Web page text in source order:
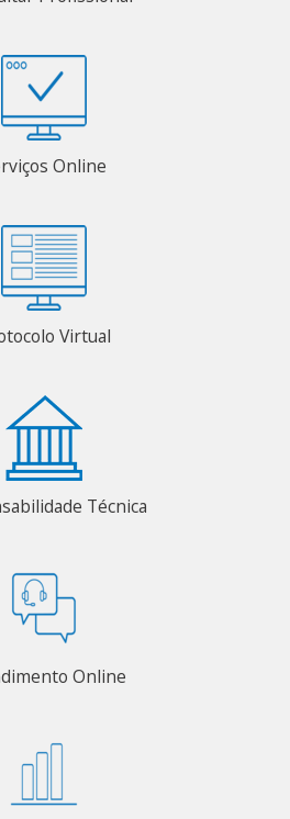
Online
Virtual
Técnica
Online